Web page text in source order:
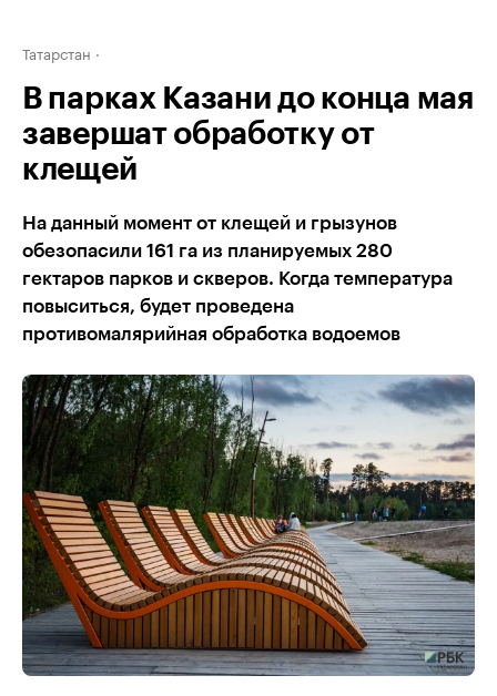
Татарстан
В парках Казани до конца мая
завершат обработку от
клещей
На данный момент от клещей и грызунов
обезопасили 161 га из планируемых 280
гектаров парков и скверов. Когда температура
повыситься, будет проведена
противомалярийная обработка водоемов